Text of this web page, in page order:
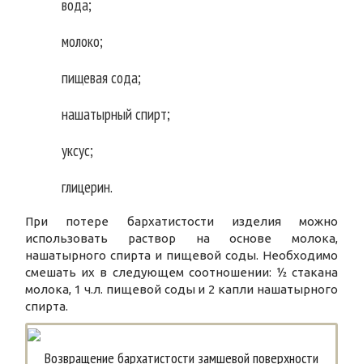
вода;
молоко;
пищевая сода;
нашатырный спирт;
уксус;
глицерин.
При потере бархатистости изделия можно
использовать раствор на основе молока,
нашатырного спирта и пищевой соды. Необходимо
смешать их в следующем соотношении: ½ стакана
молока, 1 ч.л. пищевой соды и 2 капли нашатырного
спирта.
Возвращение бархатистости замшевой поверхности